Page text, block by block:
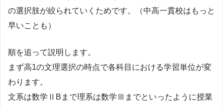
の選択肢が絞られていくためです。（中高一貫校はもっと
早いことも）
順を追って説明します。
まず高1の文理選択の時点で各科目における学習単位が変
わります。
文系は数学ⅡBまで理系は数学Ⅲまでといったように授業